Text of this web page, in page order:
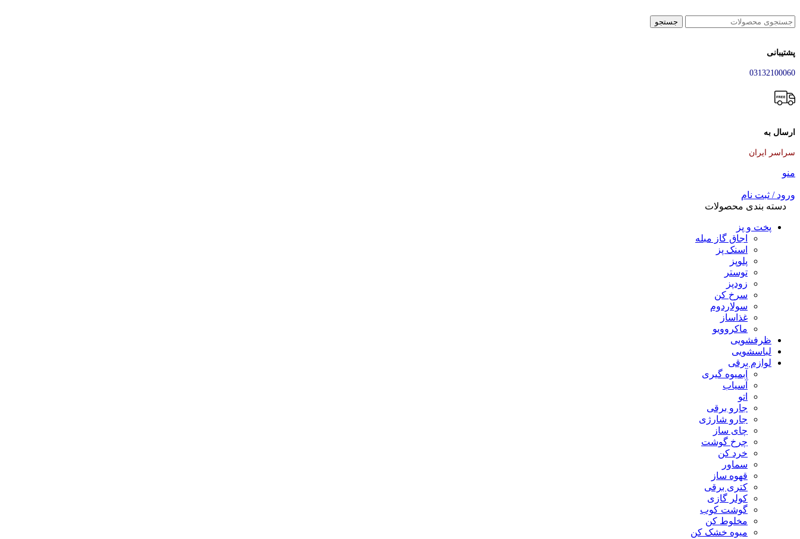
جستجو
پشتیبانی
03132100060
ارسال به
سراسر ایران
منو
ورود / ثبت نام
دسته بندی محصولات
پخت و پز
اجاق گاز مبله
اسنک پز
پلوپز
توستر
زودپز
سرخ کن
سولاردوم
غذاساز
ماکروویو
ظرفشویی
لباسشویی
لوازم برقی
آبمیوه گیری
آسیاب
اتو
جارو برقی
جارو شارژی
چای ساز
چرخ گوشت
خرد کن
سماور
قهوه ساز
کتری برقی
کولر گازی
گوشت کوب
مخلوط کن
میوه خشک کن